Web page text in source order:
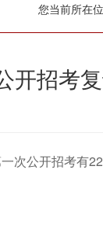
您当前所在
开招考
次公开招考有